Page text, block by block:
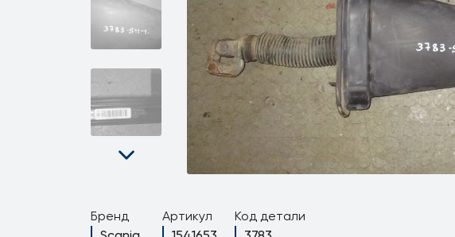
Бренд
Артикул
Код детали